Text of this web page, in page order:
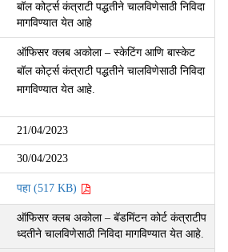
बॉल कोर्ट्स कंत्राटी पद्धतीने चालविणेसाठी निविदा
मागविण्यात येत आहे
ऑफिसर क्लब अकोला – स्केटिंग आणि बास्केट
बॉल कोर्ट्स कंत्राटी पद्धतीने चालविणेसाठी निविदा
मागविण्यात येत आहे.
21/04/2023
30/04/2023
पहा (517 KB)
ऑफिसर क्लब अकोला – बॅडमिंटन कोर्ट कंत्राटीप
ध्दतीने चालविणेसाठी निविदा मागविण्यात येत आहे.